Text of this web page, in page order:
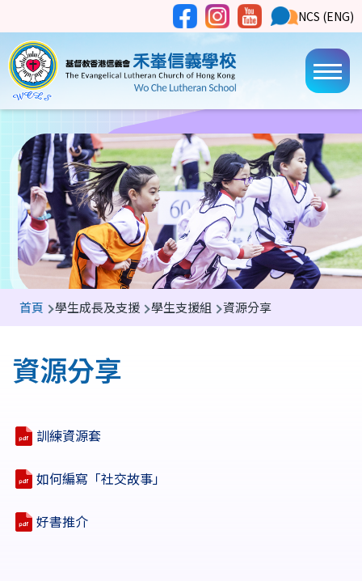
Social
Media
NCS
Button
NCS (ENG)
Main
導
連
結
首頁 學生成長及支援 學生支援組 資源分享
資源分享
訓練資源套
如何編寫「社交故事」
好書推介